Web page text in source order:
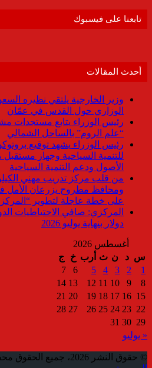
تابعنا على فيسبوك
أحدث المقالات
وزير الخارجية يلتقي نظيره
الوزاري حول القدس في عمّان
رئيس الوزراء يتابع مستجدات
“علم الروم” بالساحل الشمالي
رئيس الوزراء يشهد توقيع
للتنمية السياحية وجهاز
الأصول ودعم التنمية السياحية
ومحافظ مطروح يزرعان الأمل
على خطة عاجلة لتطوير
دولار بنهاية يوليو 2026
أغسطس 2026
س د ن ث أرب خ
ج
1
2
3
4
5
6
7
8
9
10
11
12
13
14
15
16
17
18
19
20
21
22
23
24
25
26
27
28
29
30
31
« يوليو
© حقوق النشر 2026، جميع الحقوق محفوظة |